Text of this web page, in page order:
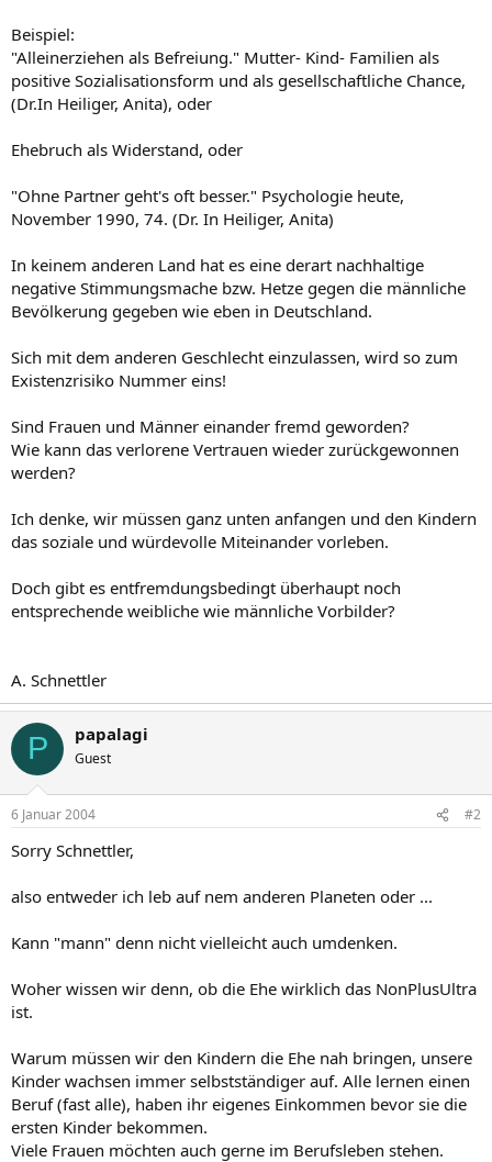
Beispiel:
"Alleinerziehen als Befreiung." Mutter- Kind- Familien als
positive Sozialisationsform und als gesellschaftliche Chance,
(Dr.In Heiliger, Anita), oder
Ehebruch als Widerstand, oder
"Ohne Partner geht's oft besser." Psychologie heute,
November 1990, 74. (Dr. In Heiliger, Anita)
In keinem anderen Land hat es eine derart nachhaltige
negative Stimmungsmache bzw. Hetze gegen die männliche
Bevölkerung gegeben wie eben in Deutschland.
Sich mit dem anderen Geschlecht einzulassen, wird so zum
Existenzrisiko Nummer eins!
Sind Frauen und Männer einander fremd geworden?
Wie kann das verlorene Vertrauen wieder zurückgewonnen
werden?
Ich denke, wir müssen ganz unten anfangen und den Kindern
das soziale und würdevolle Miteinander vorleben.
Doch gibt es entfremdungsbedingt überhaupt noch
entsprechende weibliche wie männliche Vorbilder?
A. Schnettler
P papalagi
Guest
6 Januar 2004 #2
Sorry Schnettler,
also entweder ich leb auf nem anderen Planeten oder ...
Kann "mann" denn nicht vielleicht auch umdenken.
Woher wissen wir denn, ob die Ehe wirklich das NonPlusUltra
ist.
Warum müssen wir den Kindern die Ehe nah bringen, unsere
Kinder wachsen immer selbstständiger auf. Alle lernen einen
Beruf (fast alle), haben ihr eigenes Einkommen bevor sie die
ersten Kinder bekommen.
Viele Frauen möchten auch gerne im Berufsleben stehen.